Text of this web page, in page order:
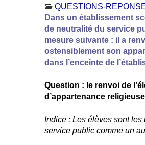
QUESTIONS-
Dans un établissement
de neutralité du service
mesure suivante : il a
ostensiblement son
dans l’enceinte de
Question : le renvoi de
d’appartenance
Indice : Les élèves sont les
service public comme un